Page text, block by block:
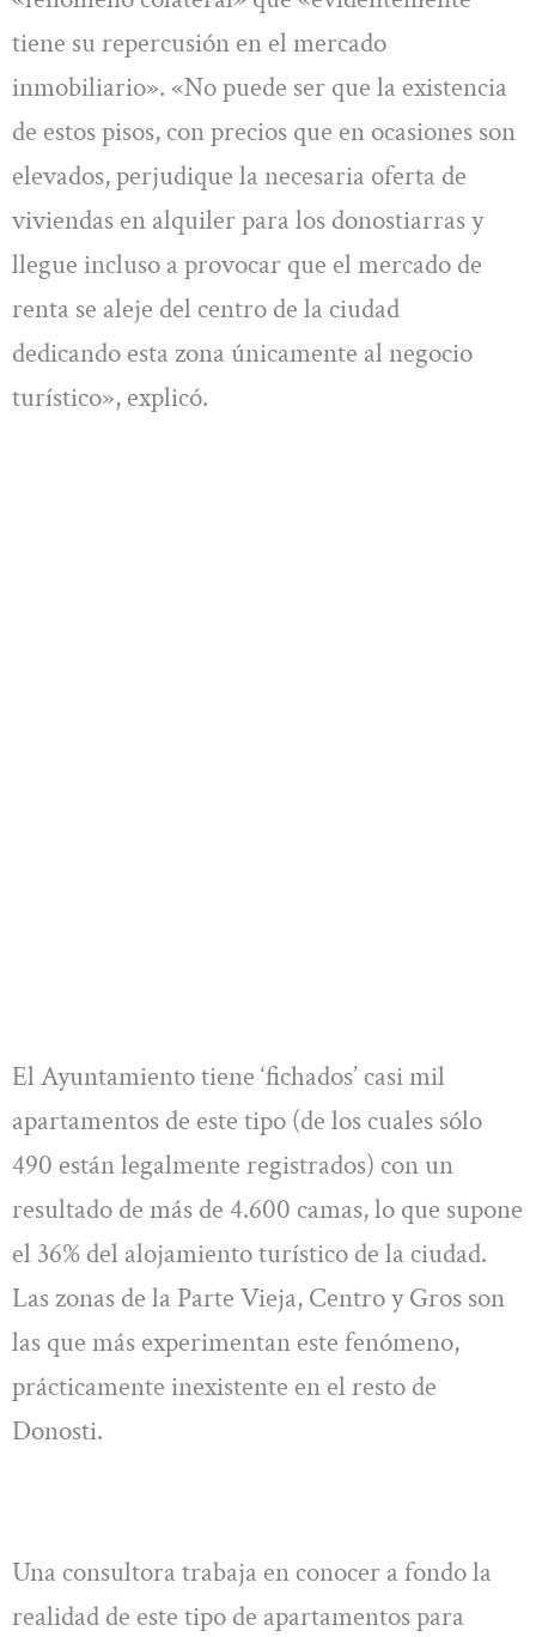
tiene su repercusión en el mercado
inmobiliario». «No puede ser que la existencia
de estos pisos, con precios que en ocasiones son
elevados, perjudique la necesaria oferta de
viviendas en alquiler para los donostiarras y
llegue incluso a provocar que el mercado de
renta se aleje del centro de la ciudad
dedicando esta zona únicamente al negocio
turístico», explicó.
El Ayuntamiento tiene ‘fichados’ casi mil
apartamentos de este tipo (de los cuales sólo
490 están legalmente registrados) con un
resultado de más de 4.600 camas, lo que supone
el 36% del alojamiento turístico de la ciudad.
Las zonas de la Parte Vieja, Centro y Gros son
las que más experimentan este fenómeno,
prácticamente inexistente en el resto de
Donosti.
Una consultora trabaja en conocer a fondo la
realidad de este tipo de apartamentos para